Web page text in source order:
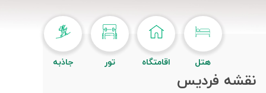
هتل اقامتگاه تور جاذبه
نقشه فردیس